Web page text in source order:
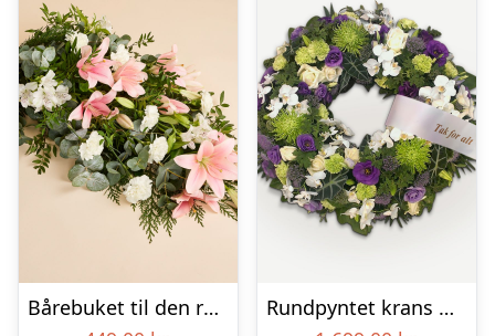
Bårebuket til den rolige afsked
Rundpyntet krans med orkideer og bånd